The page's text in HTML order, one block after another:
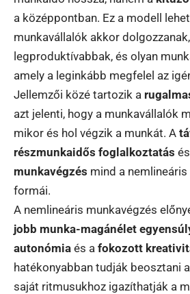
a középpontban. Ez a modell
munkavállalók akkor
legproduktívabbak, és olyan
amely a leginkább megfelel az
Jellemzői közé tartozik a
azt jelenti, hogy a munkavállalók
mikor és hol végzik a munkát. A
részmunkaidős foglalkoztatás
munkavégzés mind a
formái.
A nemlineáris munkavégzés
jobb munka-magánélet
autonómia és a fokozott
hatékonyabban tudják beosztani
saját ritmusukhoz igazíthatják a